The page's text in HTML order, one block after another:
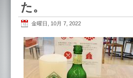
た。
金曜日, 10月 7, 2022